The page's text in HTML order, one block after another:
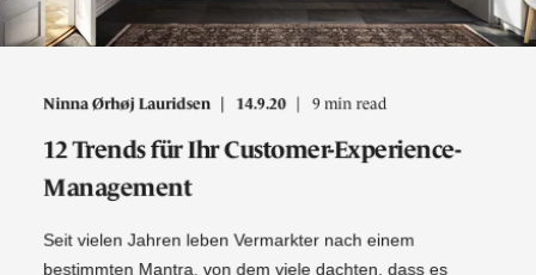
Ninna Ørhøj Lauridsen 14.9.20 9 min read
12 Trends für Ihr Customer-Experience-
Management
Seit vielen Jahren leben Vermarkter nach einem
bestimmten Mantra, von dem viele dachten, dass es